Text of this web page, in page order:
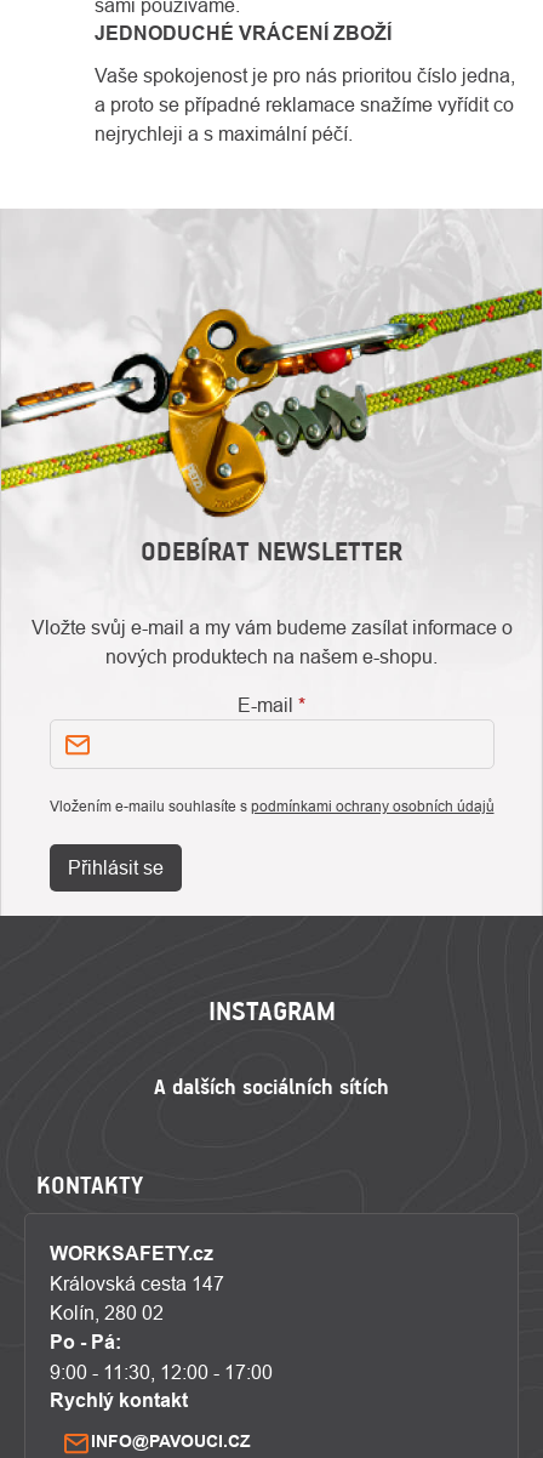
JEDNODUCHÉ VRÁCENÍ ZBOŽÍ
Vaše spokojenost je pro nás prioritou číslo jedna,
a proto se případné reklamace snažíme vyřídit co
nejrychleji a s maximální péčí.
ODEBÍRAT NEWSLETTER
Vložte svůj e-mail a my vám budeme zasílat informace o
nových produktech na našem e-shopu.
E-mail
Vložením e-mailu souhlasíte s podmínkami ochrany osobních údajů
Přihlásit se
INSTAGRAM
KONTAKTY
WORKSAFETY.cz
Královská cesta 147
Kolín, 280 02
Po - Pá:
9:00 - 11:30, 12:00 - 17:00
Rychlý kontakt
INFO@PAVOUCI.CZ